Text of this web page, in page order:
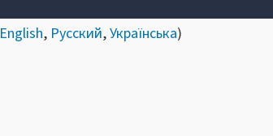
English, Русский,Українська)